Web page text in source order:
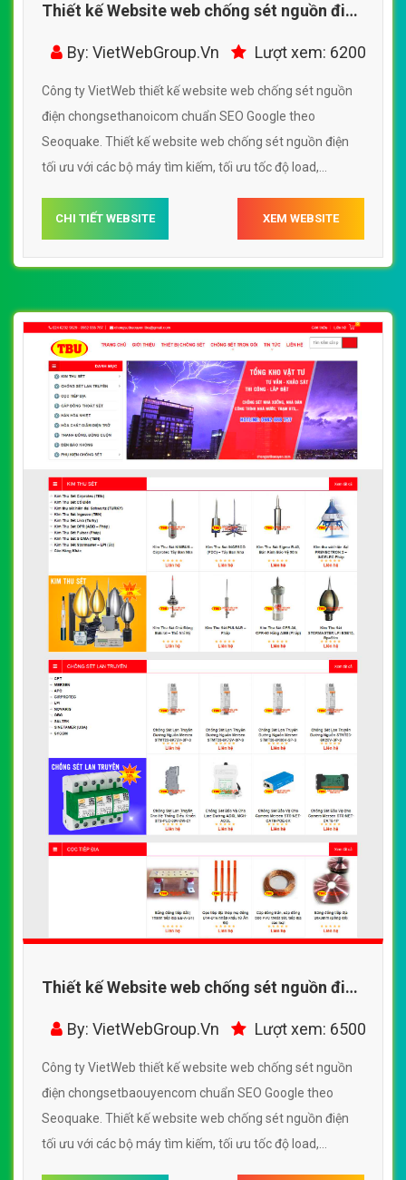
Thiết kế Website web chống sét nguồn điện
- chongsethanoicom
By: VietWebGroup.Vn Lượt xem: 6200
Công ty VietWeb thiết kế website web chống sét nguồn
điện chongsethanoicom chuẩn SEO Google theo
Seoquake. Thiết kế website web chống sét nguồn điện
tối ưu với các bộ máy tìm kiếm, tối ưu tốc độ load,
lướt website web chống sét nguồn điện
chongsethanoicom
CHI TIẾT WEBSITE XEM WEBSITE
Thiết kế Website web chống sét nguồn điện
- chongsetbaouyencom
By: VietWebGroup.Vn Lượt xem: 6500
Công ty VietWeb thiết kế website web chống sét nguồn
điện chongsetbaouyencom chuẩn SEO Google theo
Seoquake. Thiết kế website web chống sét nguồn điện
tối ưu với các bộ máy tìm kiếm, tối ưu tốc độ load,